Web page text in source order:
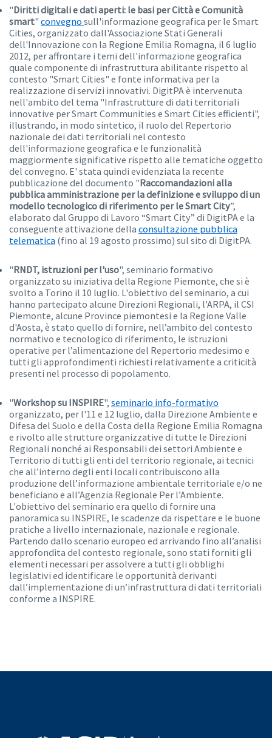
"Diritti digitali e dati aperti: le basi per Città e Comunità
smart" convegno sull'informazione geografica per le Smart
Cities, organizzato dall'Associazione Stati Generali
dell'Innovazione con la Regione Emilia Romagna, il 6 luglio
2012, per affrontare i temi dell'informazione geografica
quale componente di infrastruttura abilitante rispetto al
contesto "Smart Cities" e fonte informativa per la
realizzazione di servizi innovativi. DigitPA è intervenuta
nell'ambito del tema "Infrastrutture di dati territoriali
innovative per Smart Communities e Smart Cities efficienti",
illustrando, in modo sintetico, il ruolo del Repertorio
nazionale dei dati territoriali nel contesto
dell'informazione geografica e le funzionalità
maggiormente significative rispetto alle tematiche oggetto
del convegno. E' stata quindi evidenziata la recente
pubblicazione del documento "Raccomandazioni alla
pubblica amministrazione per la definizione e sviluppo di un
modello tecnologico di riferimento per le Smart City”,
elaborato dal Gruppo di Lavoro “Smart City” di DigitPA e la
conseguente attivazione della consultazione pubblica
telematica (fino al 19 agosto prossimo) sul sito di DigitPA.
"RNDT, istruzioni per l'uso", seminario formativo
organizzato su iniziativa della Regione Piemonte, che si è
svolto a Torino il 10 luglio. L'obiettivo del seminario, a cui
hanno partecipato alcune Direzioni Regionali, l'ARPA, il CSI
Piemonte, alcune Province piemontesi e la Regione Valle
d'Aosta, è stato quello di fornire, nell’ambito del contesto
normativo e tecnologico di riferimento, le istruzioni
operative per l’alimentazione del Repertorio medesimo e
tutti gli approfondimenti richiesti relativamente a criticità
presenti nel processo di popolamento.
"Workshop su INSPIRE", seminario info-formativo
organizzato, per l'11 e 12 luglio, dalla Direzione Ambiente e
Difesa del Suolo e della Costa della Regione Emilia Romagna
e rivolto alle strutture organizzative di tutte le Direzioni
Regionali nonché ai Responsabili dei settori Ambiente e
Territorio di tutti gli enti del territorio regionale, ai tecnici
che all’interno degli enti locali contribuiscono alla
produzione dell’informazione ambientale territoriale e/o ne
beneficiano e all’Agenzia Regionale Per l’Ambiente.
L'obiettivo del seminario era quello di fornire una
panoramica su INSPIRE, le scadenze da rispettare e le buone
pratiche a livello internazionale, nazionale e regionale.
Partendo dallo scenario europeo ed arrivando fino all’analisi
approfondita del contesto regionale, sono stati forniti gli
elementi necessari per assolvere a tutti gli obblighi
legislativi ed identificare le opportunità derivanti
dall’implementazione di un’infrastruttura di dati territoriali
conforme a INSPIRE.